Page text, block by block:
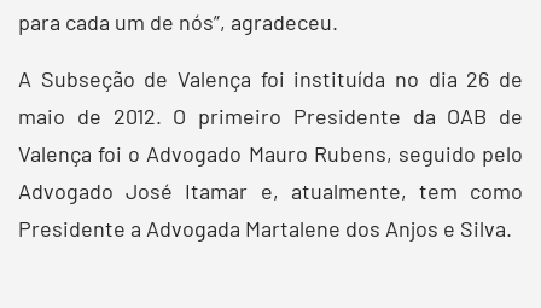
para cada um de nós”, agradeceu.
A Subseção de Valença foi instituída no dia 26 de
maio de 2012. O primeiro Presidente da OAB de
Valença foi o Advogado Mauro Rubens, seguido pelo
Advogado José Itamar e, atualmente, tem como
Presidente a Advogada Martalene dos Anjos e Silva.